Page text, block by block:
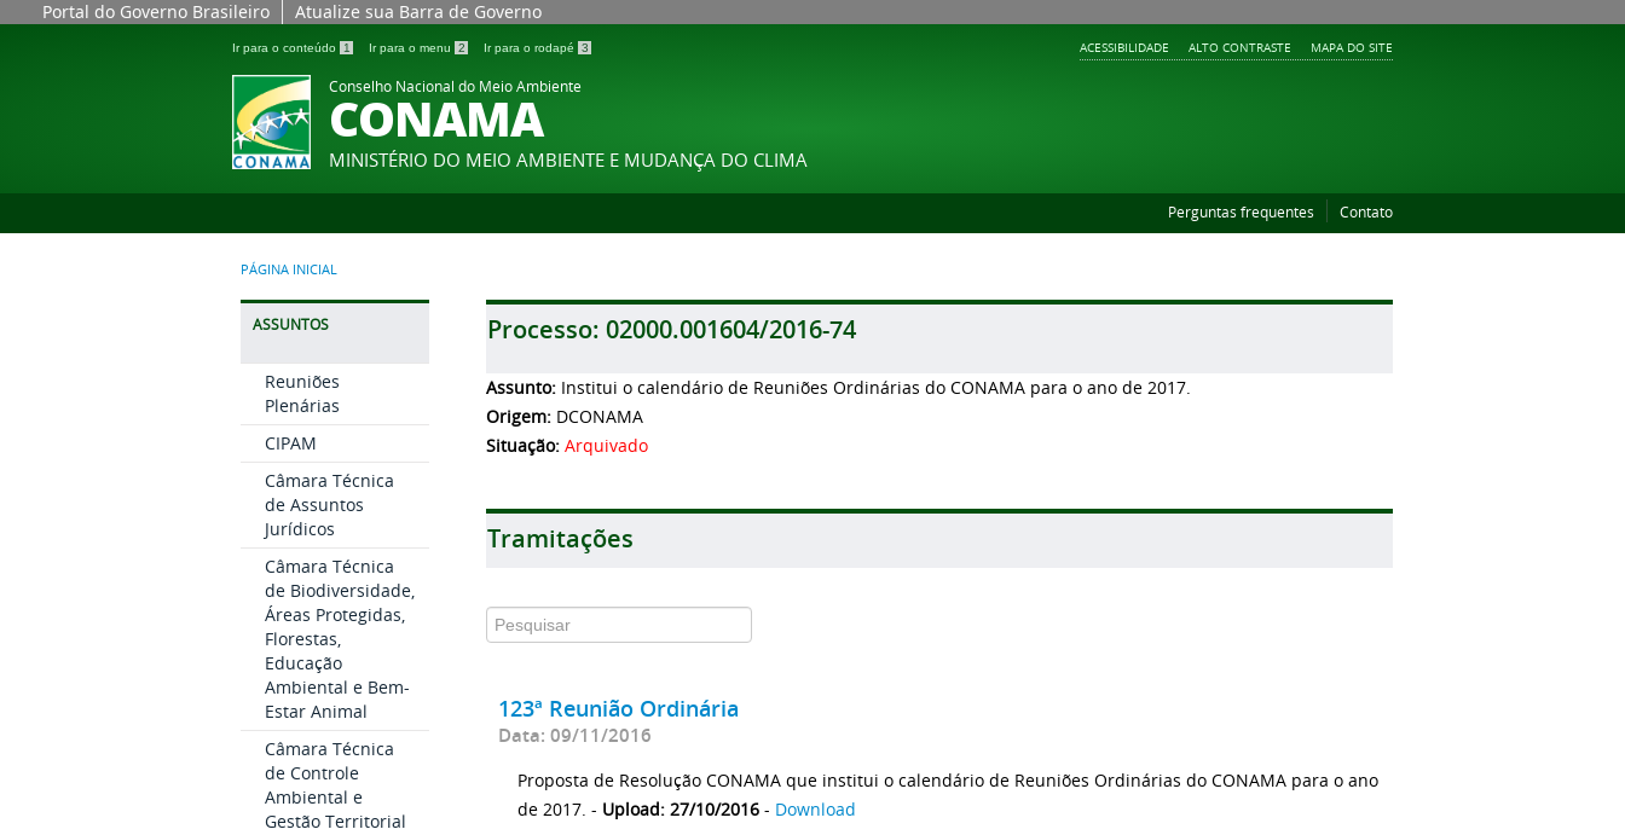
Portal do Governo Brasileiro Atualize sua Barra de Governo
Ir para o conteúdo 1 Ir para o menu 2 Ir para o rodapé 3 ACESSIBILIDADE ALTO CONTRASTE MAPA DO SITE
Conselho Nacional do Meio Ambiente
CONAMA
MINISTÉRIO DO MEIO AMBIENTE E MUDANÇA DO CLIMA
Perguntas frequentes Contato
PÁGINA INICIAL
ASSUNTOS
Reuniões
Plenárias
CIPAM
Câmara Técnica
de Assuntos
Jurídicos
Câmara Técnica
de Biodiversidade,
Áreas Protegidas,
Florestas,
Educação
Ambiental e Bem-
Estar Animal
Câmara Técnica
de Controle
Ambiental e
Gestão Territorial
Processo: 02000.001604/2016-74
Assunto: Institui o calendário de Reuniões Ordinárias do CONAMA para o ano de 2017.
Origem: DCONAMA
Situação: Arquivado
Tramitações
123ª Reunião Ordinária
Data: 09/11/2016
Proposta de Resolução CONAMA que institui o calendário de Reuniões Ordinárias do CONAMA para o ano
de 2017. - Upload: 27/10/2016 - Download